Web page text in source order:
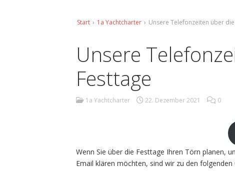
Start › 1a Yachtcharter › Unsere Telefonzeiten über
Unsere
Festtage
1a Yachtcharter 22. Dezember 2021 0
Wenn Sie über die Festtage Ihren Törn planen,
Email klären möchten, sind wir zu den